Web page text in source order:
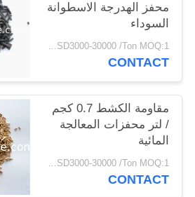
محفز الهدرجة الاسطوانة
السوداء
USD3000-30000 /Ton MOQ:1 كغم
CONTACT
مقاومة الكشط 0.7 كجم
/ لتر محفزات المعالجة
المائية
USD3000-30000 /Ton MOQ:1 كغم
CONTACT